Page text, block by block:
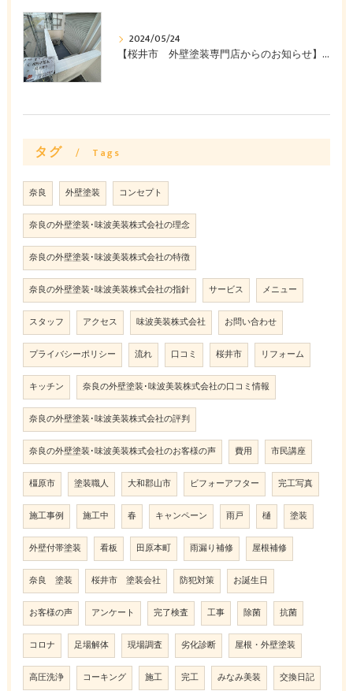
2024/05/24
【桜井市 外壁塗装専門店からのお知らせ】外壁塗装工事で失敗したくない方必見‼みなみ美装株式会社
タグ Tags
奈良 外壁塗装 コンセプト
奈良の外壁塗装･味波美装株式会社の理念
奈良の外壁塗装･味波美装株式会社の特徴
奈良の外壁塗装･味波美装株式会社の指針 サービス メニュー
スタッフ アクセス 味波美装株式会社 お問い合わせ
プライバシーポリシー 流れ 口コミ 桜井市 リフォーム
キッチン 奈良の外壁塗装･味波美装株式会社の口コミ情報
奈良の外壁塗装･味波美装株式会社の評判
奈良の外壁塗装･味波美装株式会社のお客様の声 費用 市民講座
橿原市 塗装職人 大和郡山市 ビフォーアフター 完工写真
施工事例 施工中 春 キャンペーン 雨戸 樋 塗装
外壁付帯塗装 看板 田原本町 雨漏り補修 屋根補修
奈良 塗装 桜井市 塗装会社 防犯対策 お誕生日
お客様の声 アンケート 完了検査 工事 除菌 抗菌
コロナ 足場解体 現場調査 劣化診断 屋根・外壁塗装
高圧洗浄 コーキング 施工 完工 みなみ美装 交換日記